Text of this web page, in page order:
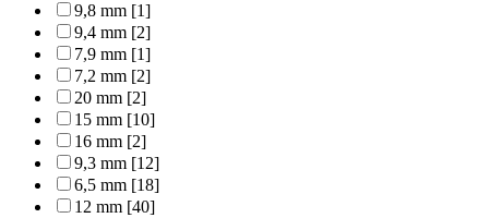
9,8 mm [1]
9,4 mm [2]
7,9 mm [1]
7,2 mm [2]
20 mm [2]
15 mm [10]
16 mm [2]
9,3 mm [12]
6,5 mm [18]
12 mm [40]